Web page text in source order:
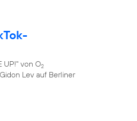
UP!" von O2
Lev auf Berliner